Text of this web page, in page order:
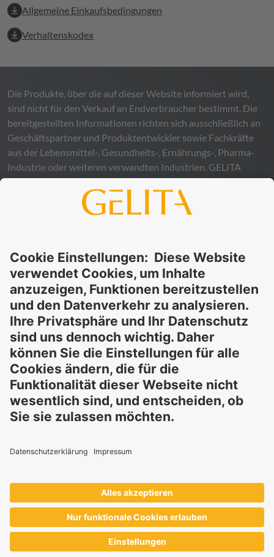
Allgemeine Einkaufsbedingungen
Verhaltenskodex
Die Produkte, über die auf dieser Website informiert wird,
sind nicht für den Verkauf an Endverbraucher bestimmt. Die
bereitgestellten Informationen richten sich ausschließlich an
Geschäftspartner und Produktentwickler sowie Fachkräfte
aus der Lebensmittel-, Gesundheits-, Ernährungs-, Pharma-
Industrie oder weiteren verwandten Industrien. GELITA
übernimmt keinerlei Gewähr – weder ausdrücklich noch
stillschweigend – für die Richtigkeit, Verlässlichkeit oder
Vollständigkeit der bereitgestellten Informationen und
Informationen ergeben könnte. Die Verwendung der
Informationen erfolgt auf eigenes Risiko und in eigener
Verantwortung.
Diese Erklärung entbindet Sie nicht von der Pflicht, eigene
Eignungsprüfungen und Tests durchzuführen, sowie alle
geltenden gesetzlichen Vorschriften einzuhalten und Rechte
Dritter zu respektieren. Die beschriebenen Produkte und
Konzepte sind nicht für den Einzelverkauf oder den direkten
Endverbrauch bestimmt. Sie sind nicht zur Diagnose,
Behandlung, Heilung oder Vorbeugung von Krankheiten
gedacht. Verwendungen und Aussagen zu
-Produkten
Institutionen geprüft.
GELITAliefert Inhaltsstoffe an Industriepartner, die die
Endprodukte eigenverantwortlich entwickeln und vermarkten
– stets im Einklang mit den jeweils geltenden lokalen
Vorschriften.